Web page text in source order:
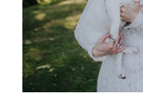
ISTORIJOS
KAINOS